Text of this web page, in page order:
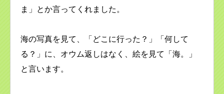
ま」とか言ってくれました。
海の写真を見て、「どこに行った？」「何して
る？」に、オウム返しはなく、絵を見て「海。」
と言います。